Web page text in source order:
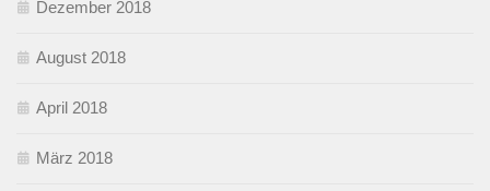
Dezember 2018
August 2018
April 2018
März 2018